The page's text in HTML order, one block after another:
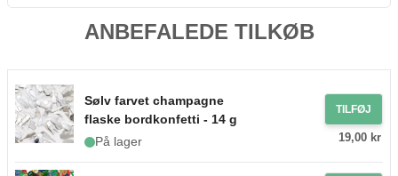
ANBEFALEDE TILKØB
Sølv farvet champagne
flaske bordkonfetti - 14 g
På lager
TILFØJ
19,00 kr